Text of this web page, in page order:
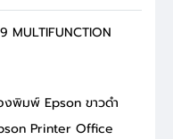
MULTIFUNCTION
งพิมพ์ Epson ขาวดำ
Printer Office